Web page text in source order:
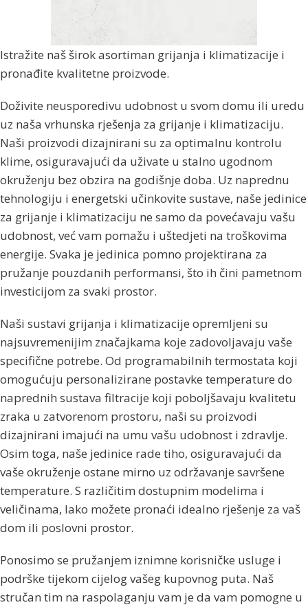
Istražite naš širok asortiman grijanja i klimatizacije i
pronađite kvalitetne proizvode.
Doživite neusporedivu udobnost u svom domu ili uredu
uz naša vrhunska rješenja za grijanje i klimatizaciju.
Naši proizvodi dizajnirani su za optimalnu kontrolu
klime, osiguravajući da uživate u stalno ugodnom
okruženju bez obzira na godišnje doba. Uz naprednu
tehnologiju i energetski učinkovite sustave, naše jedinice
za grijanje i klimatizaciju ne samo da povećavaju vašu
udobnost, već vam pomažu i uštedjeti na troškovima
energije. Svaka je jedinica pomno projektirana za
pružanje pouzdanih performansi, što ih čini pametnom
investicijom za svaki prostor.
Naši sustavi grijanja i klimatizacije opremljeni su
najsuvremenijim značajkama koje zadovoljavaju vaše
specifične potrebe. Od programabilnih termostata koji
omogućuju personalizirane postavke temperature do
naprednih sustava filtracije koji poboljšavaju kvalitetu
zraka u zatvorenom prostoru, naši su proizvodi
dizajnirani imajući na umu vašu udobnost i zdravlje.
Osim toga, naše jedinice rade tiho, osiguravajući da
vaše okruženje ostane mirno uz održavanje savršene
temperature. S različitim dostupnim modelima i
veličinama, lako možete pronaći idealno rješenje za vaš
dom ili poslovni prostor.
Ponosimo se pružanjem iznimne korisničke usluge i
podrške tijekom cijelog vašeg kupovnog puta. Naš
stručan tim na raspolaganju vam je da vam pomogne u